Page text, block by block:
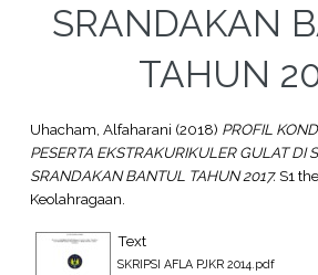
SRANDAKAN
TAHUN
Uhacham, Alfaharani (2018) PROFIL
PESERTA EKSTRAKURIKULER GULAT DI
SRANDAKAN BANTUL TAHUN 2017.S1
Keolahragaan.
Text
SKRIPSI AFLA PJKR 2014.pdf